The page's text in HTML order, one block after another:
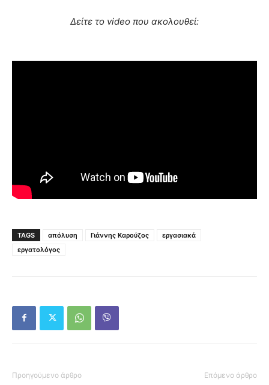
Δείτε το video που ακολουθεί:
TAGS απόλυση Γιάννης Καρούζος
εργασιακά
εργατολόγος
Προηγούμενο άρθρο Επόμενο άρθρο